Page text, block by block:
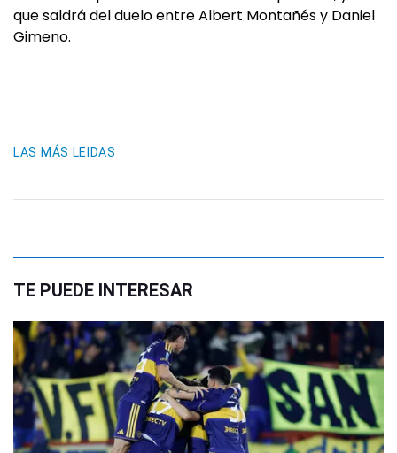
que saldrá del duelo entre Albert Montañés y Daniel
Gimeno.
LAS MÁS LEIDAS
TE PUEDE INTERESAR